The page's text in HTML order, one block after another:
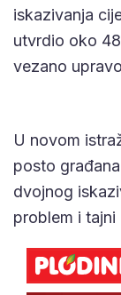
iskazivanja
utvrdio oko
vezano
U novom
posto
dvojnog
problem i tajni